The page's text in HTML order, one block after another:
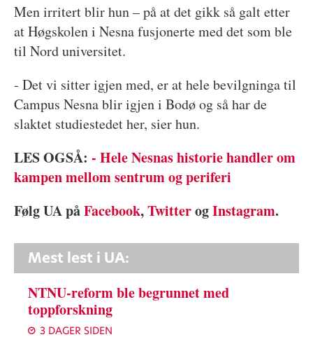
Men irritert blir hun – på at det gikk så galt etter
at Høgskolen i Nesna fusjonerte med det som ble
til Nord universitet.
- Det vi sitter igjen med, er at hele bevilgninga til
Campus Nesna blir igjen i Bodø og så har de
slaktet studiestedet her, sier hun.
LES OGSÅ: - Hele Nesnas historie handler om
kampen mellom sentrum og periferi
Følg UA påFacebook,TwitterogInstagram.
Mest lest i UA:
NTNU-reform ble begrunnet med
toppforskning
3 DAGER SIDEN